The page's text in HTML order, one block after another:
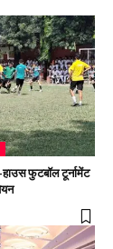
फुटबॉल टूर्नामेंट